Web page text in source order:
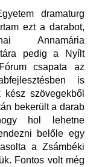
dramaturg
ezt a darabot,
Annamária
pedig a Nyílt
csapata az
is
szövegekből
bekerült a darab
hol lehetne
belőle egy
a Zsámbéki
Fontos volt még